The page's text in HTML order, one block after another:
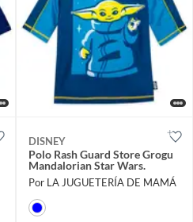
DISNEY
Polo Rash Guard Store Grogu
Mandalorian Star Wars.
Por LA JUGUETERÍA DE MAMÁ